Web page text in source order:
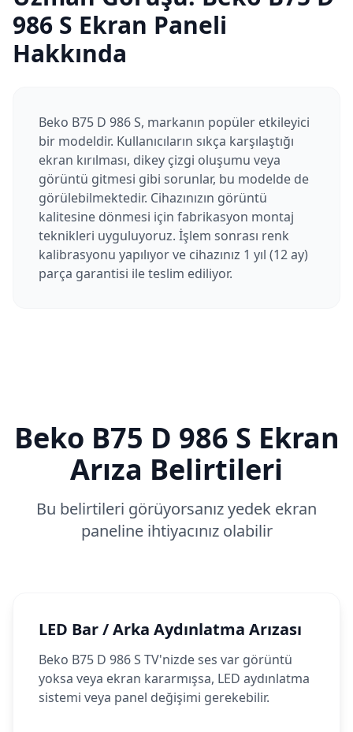
986 S Ekran Paneli
Hakkında
Beko B75 D 986 S, markanın popüler etkileyici
bir modeldir. Kullanıcıların sıkça karşılaştığı
ekran kırılması, dikey çizgi oluşumu veya
görüntü gitmesi gibi sorunlar, bu modelde de
görülebilmektedir. Cihazınızın görüntü
kalitesine dönmesi için fabrikasyon montaj
teknikleri uyguluyoruz. İşlem sonrası renk
kalibrasyonu yapılıyor ve cihazınız 1 yıl (12 ay)
parça garantisi ile teslim ediliyor.
Beko B75 D 986 S Ekran
Arıza Belirtileri
Bu belirtileri görüyorsanız yedek ekran
paneline ihtiyacınız olabilir
LED Bar / Arka Aydınlatma Arızası
Beko B75 D 986 S TV'nizde ses var görüntü
yoksa veya ekran kararmışsa, LED aydınlatma
sistemi veya panel değişimi gerekebilir.